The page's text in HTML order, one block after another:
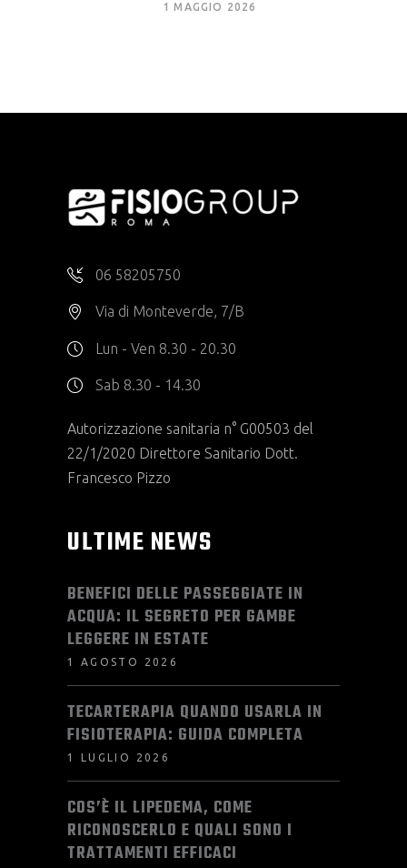
1 MAGGIO 2026
06 58205750
Via di Monteverde, 7/B
Lun - Ven 8.30 - 20.30
Sab 8.30 - 14.30
Autorizzazione sanitaria n° G00503 del
22/1/2020 Direttore Sanitario Dott.
Francesco Pizzo
ULTIME NEWS
BENEFICI DELLE PASSEGGIATE IN
ACQUA: IL SEGRETO PER GAMBE
LEGGERE IN ESTATE
1 AGOSTO 2026
TECARTERAPIA QUANDO USARLA IN
FISIOTERAPIA: GUIDA COMPLETA
1 LUGLIO 2026
COS’È IL LIPEDEMA, COME
RICONOSCERLO E QUALI SONO I
TRATTAMENTI EFFICACI